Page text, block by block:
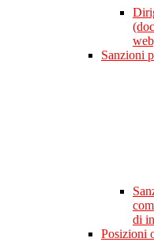
Sanzioni
di
Posizioni